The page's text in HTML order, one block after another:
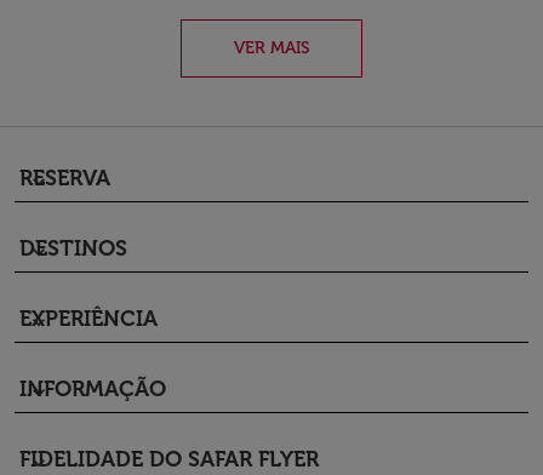
VER MAIS
RESERVA
keyboard_arrow_down
DESTINOS
keyboard_arrow_down
EXPERIÊNCIA
keyboard_arrow_down
INFORMAÇÃO
keyboard_arrow_down
FIDELIDADE DO SAFAR FLYER
keyboard_arrow_down